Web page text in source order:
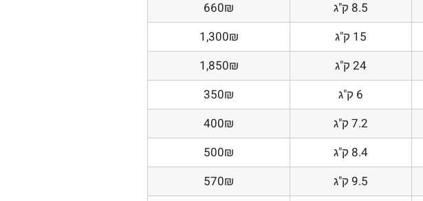
8.5 ק"ג
660₪
15 ק"ג
1,300₪
24 ק"ג
1,850₪
6 ק"ג
350₪
7.2 ק"ג
400₪
8.4 ק"ג
500₪
9.5 ק"ג 570₪